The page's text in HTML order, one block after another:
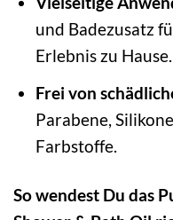
und Badezusatz
Erlebnis zu Hause.
Frei von
Parabene,
Farbstoffe.
So wendest Du das